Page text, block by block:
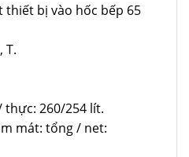
thiết bị vào hốc bếp 65
T.
260/254 lít.
mát: tổng / net: